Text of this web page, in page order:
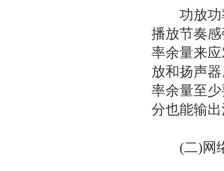
功放功率
播放节奏
率余量来
放和扬声
率余量至
分也能输
(二)网